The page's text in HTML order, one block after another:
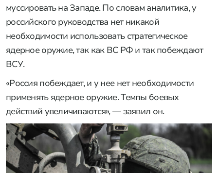
муссировать на Западе. По словам аналитика, у
российского руководства нет никакой
необходимости использовать стратегическое
ядерное оружие, так как ВС РФ и так побеждают
ВСУ.
«Россия побеждает, и у нее нет необходимости
применять ядерное оружие. Темпы боевых
действий увеличиваются», — заявил он.